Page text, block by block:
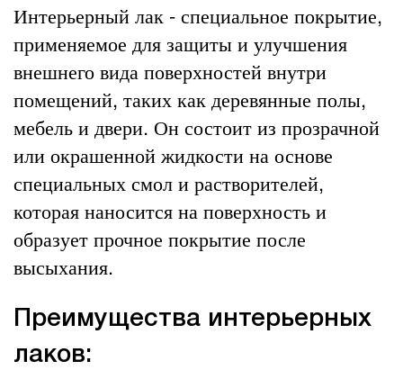
Интерьерный лак - специальное покрытие,
применяемое для защиты и улучшения
внешнего вида поверхностей внутри
помещений, таких как деревянные полы,
мебель и двери. Он состоит из прозрачной
или окрашенной жидкости на основе
специальных смол и растворителей,
которая наносится на поверхность и
образует прочное покрытие после
высыхания.
Преимущества интерьерных
лаков: